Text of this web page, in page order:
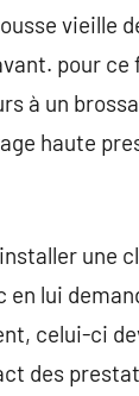
vieille
pour
à un
haute
une
lui
celui-ci
des